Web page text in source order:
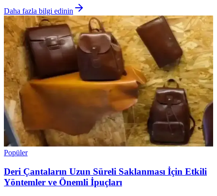
Daha fazla bilgi edinin
Popüler
Deri Çantaların Uzun Süreli Saklanması İçin Etkili
Yöntemler ve Önemli İpuçları